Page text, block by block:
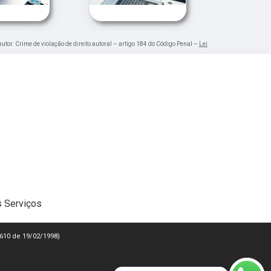
Crime de violação de direito autoral – artigo 184 do Código Penal –
Lei
Serviços
de 19/02/1998)